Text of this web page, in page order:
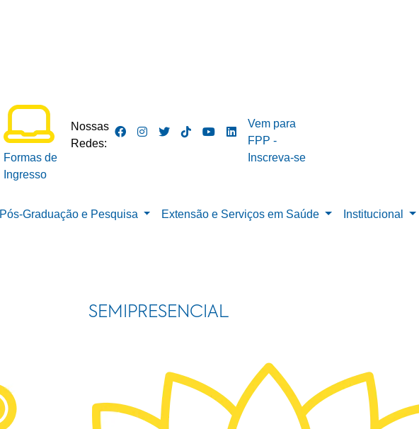
Formas de
Ingresso
Nossas
Redes:
Vem para
FPP -
Inscreva-se
Pós-Graduação e Pesquisa Extensão e Serviços em Saúde Institucional
SEMIPRESENCIAL